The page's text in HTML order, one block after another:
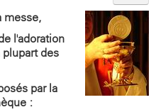
messe,
l'adoration
plupart des
par la
: